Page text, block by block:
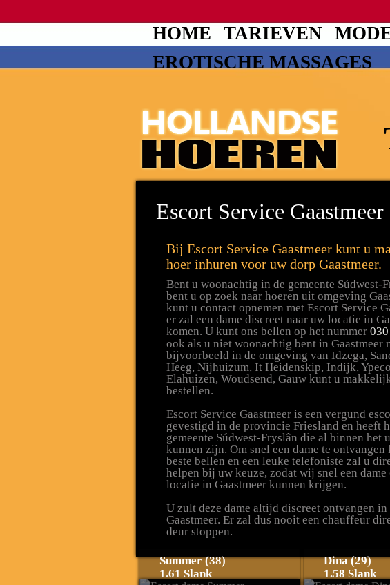
HOME TARIEVEN
EROTISCHE MASSAGES
Escort Service
Bij Escort Service Gaastmeer kunt u
hoer inhuren voor uw dorp Gaastmeer.
Bent u woonachtig in de gemeente Súdwest-
bent u op zoek naar hoeren uit omgeving
kunt u contact opnemen met Escort Service
er zal een dame discreet naar uw locatie in
komen. U kunt ons bellen op het nummer
ook als u niet woonachtig bent in Gaastmeer
bijvoorbeeld in de omgeving van Idzega,
Heeg, Nijhuizum, It Heidenskip, Indijk,
Elahuizen, Woudsend, Gauw kunt u
bestellen.
Escort Service Gaastmeer is een vergund
gevestigd in de provincie Friesland en heeft
gemeente Súdwest-Fryslân die al binnen het
kunnen zijn. Om snel een dame te ontvangen
beste bellen en een leuke telefoniste zal u
helpen bij uw keuze, zodat wij snel een dame
locatie in Gaastmeer kunnen krijgen.
U zult deze dame altijd discreet ontvangen in
Gaastmeer. Er zal dus nooit een chauffeur
deur stoppen.
Summer (38)
1.61 Slank
Dina (29)
1.58 Slank